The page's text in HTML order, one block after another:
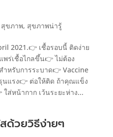
สุขภาพ, สุขภาพน่ารู้
2021.👉 เชื้อรอบนี้ ติดง่าย
พร่เชื้อไกลขึ้น👉 ไม่ต้อง
ำหรับการระบาด👉 Vaccine
นแรง👉 ต่อให้ติด ถ้าคุณแข็ง
ใส่หน้ากาก เว้นระยะห่าง...
ด้วยวิธีง่ายๆ